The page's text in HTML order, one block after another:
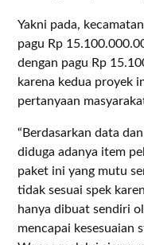
Yakni pada,
pagu Rp
dengan pagu Rp
karena kedua proyek
pertanyaan
“Berdasarkan data
diduga adanya item
paket ini yang mutu
tidak sesuai spek
hanya dibuat sendiri
mencapai kesesuaian